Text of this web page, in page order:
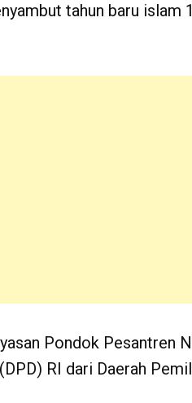
tahun baru islam
Pondok Pesantren
RI dari Daerah